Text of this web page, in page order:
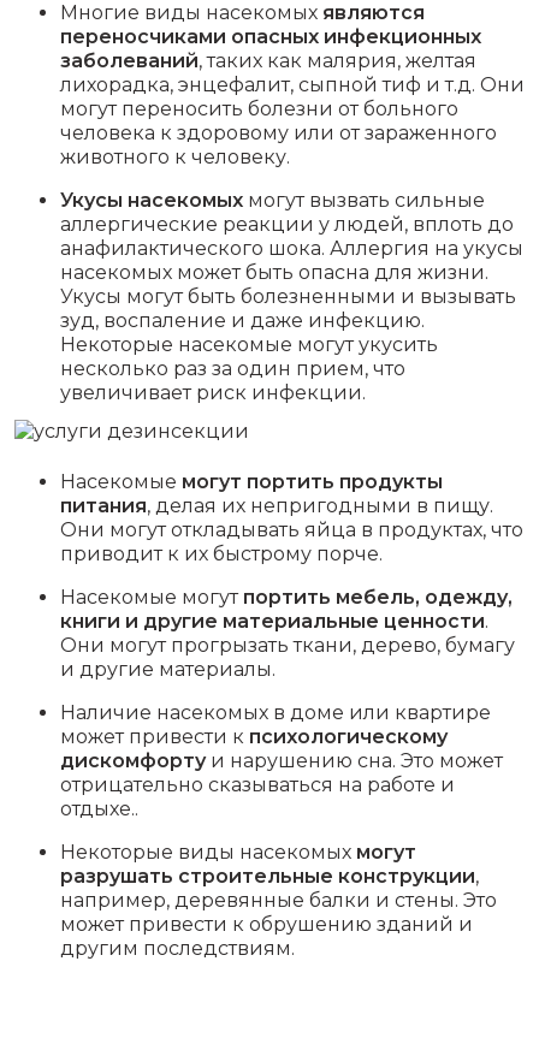
Многие виды насекомых являются
переносчиками опасных инфекционных
заболеваний, таких как малярия, желтая
лихорадка, энцефалит, сыпной тиф и т.д. Они
могут переносить болезни от больного
человека к здоровому или от зараженного
животного к человеку.
Укусы насекомых могут вызвать сильные
аллергические реакции у людей, вплоть до
анафилактического шока. Аллергия на укусы
насекомых может быть опасна для жизни.
Укусы могут быть болезненными и вызывать
зуд, воспаление и даже инфекцию.
Некоторые насекомые могут укусить
несколько раз за один прием, что
увеличивает риск инфекции.
Насекомые могут портить продукты
питания, делая их непригодными в пищу.
Они могут откладывать яйца в продуктах, что
приводит к их быстрому порче.
Насекомые могут портить мебель, одежду,
книги и другие материальные ценности.
Они могут прогрызать ткани, дерево, бумагу
и другие материалы.
Наличие насекомых в доме или квартире
может привести к психологическому
дискомфортуи нарушению сна. Это может
отрицательно сказываться на работе и
отдыхе..
Некоторые виды насекомых могут
разрушать строительные конструкции,
например, деревянные балки и стены. Это
может привести к обрушению зданий и
другим последствиям.